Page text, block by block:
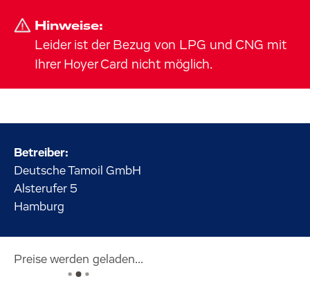
Hinweise:
Leider ist der Bezug von LPG und CNG mit
Ihrer Hoyer Card nicht möglich.
Betreiber:
Deutsche Tamoil GmbH
Alsterufer 5
Hamburg
Preise werden geladen...